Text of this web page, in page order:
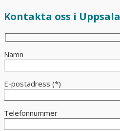
Kontakta oss i Uppsala
Namn
Lämna detta fält tomt.
E-postadress (*)
Telefonnummer